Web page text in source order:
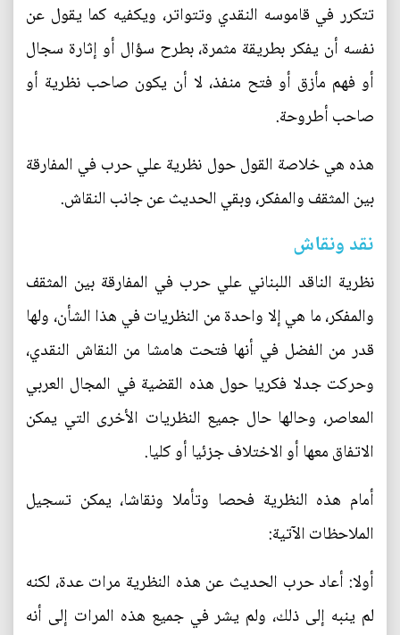
تتكرر في قاموسه النقدي وتتواتر، ويكفيه كما يقول عن
نفسه أن يفكر بطريقة مثمرة، بطرح سؤال أو إثارة سجال
أو فهم مأزق أو فتح منفذ، لا أن يكون صاحب نظرية أو
صاحب أطروحة.
هذه هي خلاصة القول حول نظرية علي حرب في المفارقة
بين المثقف والمفكر، وبقي الحديث عن جانب النقاش.
نقد ونقاش
نظرية الناقد اللبناني علي حرب في المفارقة بين المثقف
والمفكر، ما هي إلا واحدة من النظريات في هذا الشأن، ولها
قدر من الفضل في أنها فتحت هامشا من النقاش النقدي،
وحركت جدلا فكريا حول هذه القضية في المجال العربي
المعاصر، وحالها حال جميع النظريات الأخرى التي يمكن
الاتفاق معها أو الاختلاف جزئيا أو كليا.
أمام هذه النظرية فحصا وتأملا ونقاشا، يمكن تسجيل
الملاحظات الآتية:
أولا: أعاد حرب الحديث عن هذه النظرية مرات عدة، لكنه
لم ينبه إلى ذلك، ولم يشر في جميع هذه المرات إلى أنه